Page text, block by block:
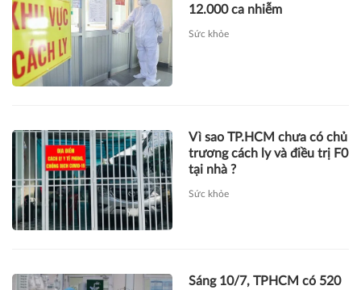
12.000 ca nhiễm
Sức khỏe
Vì sao TP.HCM chưa có chủ
trương cách ly và điều trị F0
tại nhà ?
Sức khỏe
Sáng 10/7, TPHCM có 520